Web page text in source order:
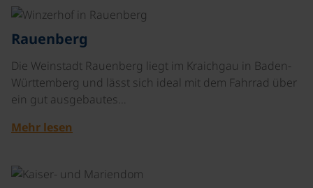
Rauenberg
Die Weinstadt Rauenberg liegt im Kraichgau in Baden-
Württemberg und lässt sich ideal mit dem Fahrrad über
ein gut ausgebautes…
Mehr lesen